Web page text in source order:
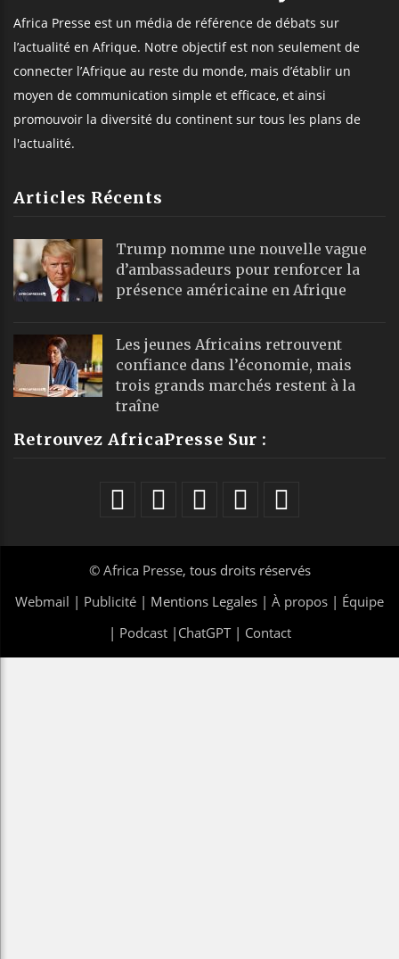
Africa Presse est un média de référence de débats sur
l’actualité en Afrique. Notre objectif est non seulement de
connecter l’Afrique au reste du monde, mais d’établir un
moyen de communication simple et efficace, et ainsi
promouvoir la diversité du continent sur tous les plans de
l'actualité.
Articles Récents
Trump nomme une nouvelle vague
d’ambassadeurs pour renforcer la
présence américaine en Afrique
Les jeunes Africains retrouvent
confiance dans l’économie, mais
trois grands marchés restent à la
traîne
Retrouvez AfricaPresse Sur :
© Africa Presse, tous droits réservés
Webmail | Publicité | Mentions Legales | À propos | Équipe
| Podcast| ChatGPT| Contact